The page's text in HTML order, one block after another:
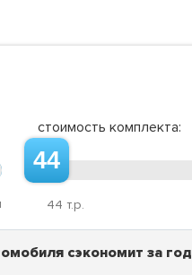
стоимость комплекта:
44
44 т.р.
сэкономит за год